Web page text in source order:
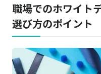
R.L waffle cake／エール
コロコロワッフルプレ
C3／シーキューブ
サクッチ・ホロッチ 6
職場でのホワイト
選び方のポイント